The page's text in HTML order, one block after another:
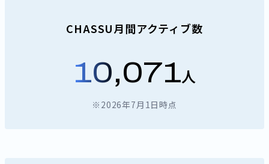
CHASSU月間アクティブ数
10,071人
※2026年7月1日時点